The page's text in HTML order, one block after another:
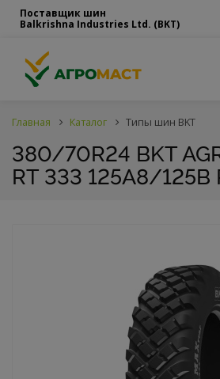
Поставщик шин
Balkrishna Industries Ltd. (BKT)
Главная Каталог Типы шин BKT
380/70R24 BKT
RT 333 125A8/125B